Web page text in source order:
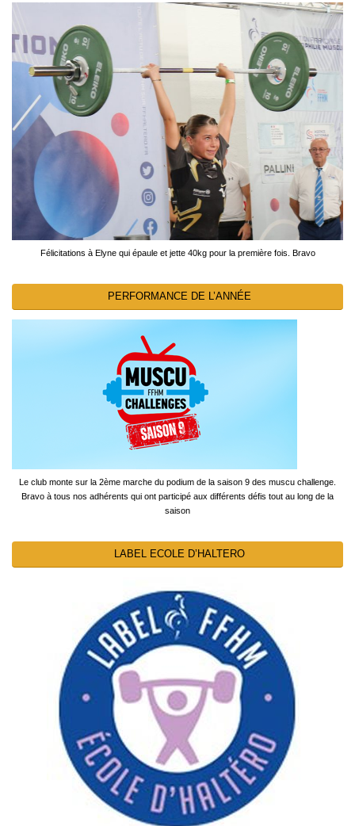
Félicitations à Elyne qui épaule et jette 40kg pour la première fois. Bravo
PERFORMANCE DE L’ANNÉE
Le club monte sur la 2ème marche du podium de la saison 9 des muscu challenge.
Bravo à tous nos adhérents qui ont participé aux différents défis tout au long de la
saison
LABEL ECOLE D’HALTERO